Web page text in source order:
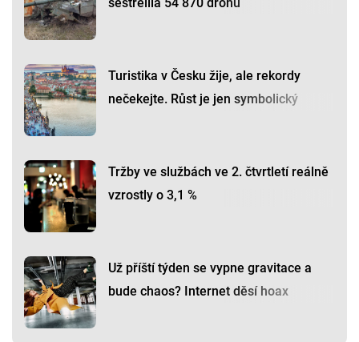
Turistika v Česku žije, ale rekordy
nečekejte. Růst je jen symbolický
Tržby ve službách ve 2. čtvrtletí reálně
vzrostly o 3,1 %
Už příští týden se vypne gravitace a
bude chaos? Internet děsí hoax